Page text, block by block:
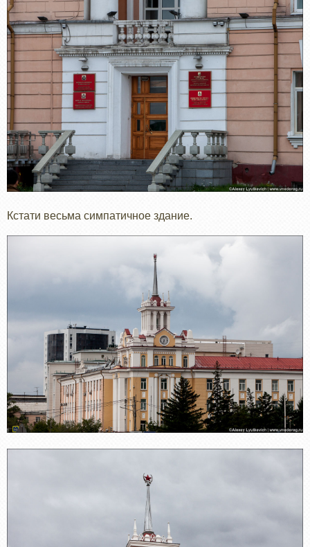
Кстати весьма симпатичное здание.